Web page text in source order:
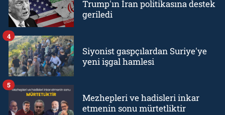
Trump'ın İran politikasına destek
geriledi
Siyonist gaspçılardan Suriye'ye
yeni işgal hamlesi
4
Mezhepleri ve hadisleri inkar
etmenin sonu mürtetliktir
5